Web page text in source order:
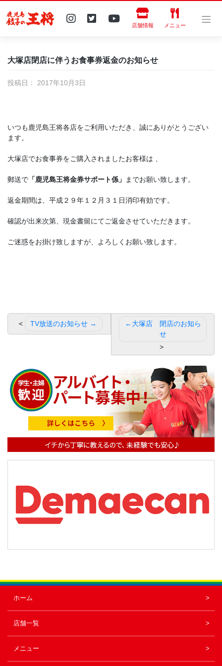
content
店舗情報 メニュー
大塚店閉店に伴うお食事券返金のお知らせ
投稿日： 2017年10月3日
いつも鹿児島王将各店をご利用いただき、誠にありがとうござい
ます。
大塚店でお食事券をご購入されましたお客様は 、
郵送で 「鹿児島王将金券サポート係」 までお願い致します。
返金期間は、平成２９年１２月３１日消印有効です。
確認が出来次第、現金書留にてご返金させていただきます。
ご迷惑をお掛け致しますが、よろしくお願い致します。
稿
ゲ
ー
シ
ン
大塚店 閉店のお知ら
せ
TV放送のお知らせ
ホーム
店舗一覧
メニュー